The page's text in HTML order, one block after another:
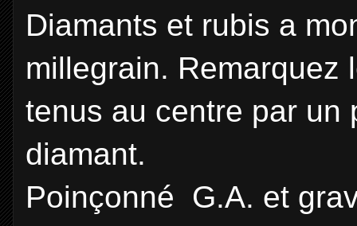
Diamants et rubis a
millegrain. Remarquez
tenus au centre par un
diamant.
Poinçonné G.A. et